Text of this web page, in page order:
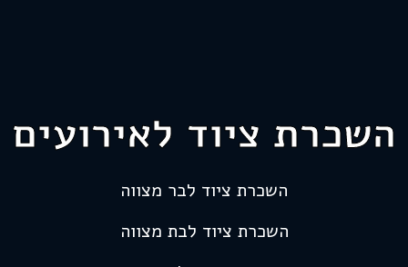
השכרת ציוד לאירועים
השכרת ציוד לבר מצווה
השכרת ציוד לבת מצווה